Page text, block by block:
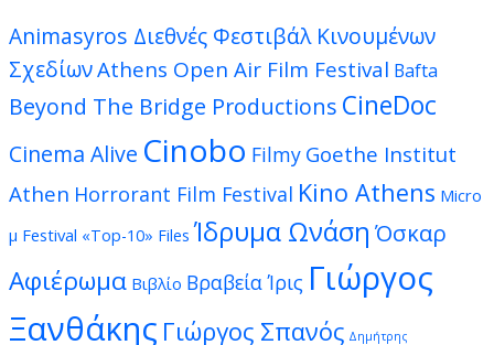
Animasyros Διεθνές Φεστιβάλ Κινουμένων
ΣχεδίωνAthens Open Air Film Festival Bafta
Beyond The Bridge Productions CineDoc
Cinema Alive Cinobo Filmy Goethe Institut
Athen Horrorant Film Festival Kino Athens Micro
μ Festival «Top-10» Files Ίδρυμα Ωνάση Όσκαρ
Αφιέρωμα Βιβλίο Βραβεία Ίρις Γιώργος
Ξανθάκης Γιώργος Σπανός Δημήτρης